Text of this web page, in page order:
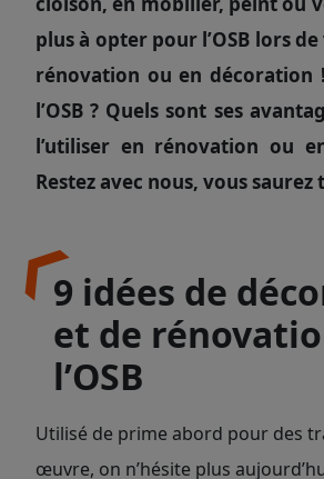
plus à opter pour l’OSB lors
rénovation ou en décoration !
l’OSB ? Quels sont ses
l’utiliser en rénovation ou
Restez avec nous, vous saurez
9 idées de
et de
l’OSB
Utilisé de prime abord pour des
œuvre, on n’hésite plus